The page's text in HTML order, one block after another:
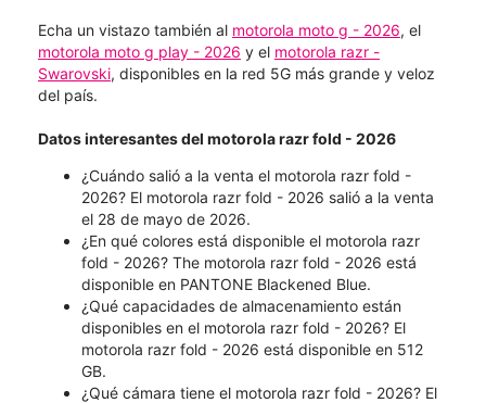
Echa un vistazo también al motorola moto g - 2026, el
motorola moto g play - 2026 y el motorola razr -
Swarovski, disponibles en la red 5G más grande y veloz
del país.
Datos interesantes del motorola razr fold - 2026
¿Cuándo salió a la venta el motorola razr fold -
2026? El motorola razr fold - 2026 salió a la venta
el 28 de mayo de 2026.
¿En qué colores está disponible el motorola razr
fold - 2026?​​​​​​​ The motorola razr fold - 2026 está
disponible en PANTONE Blackened Blue.
¿Qué capacidades de almacenamiento están
disponibles en el motorola razr fold - 2026? El
motorola razr fold - 2026 está disponible en 512
GB.
¿Qué cámara tiene el motorola razr fold - 2026? El